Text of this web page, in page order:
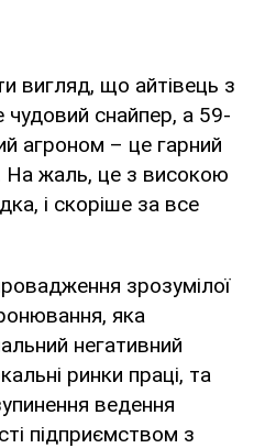
вигляд, що айтівець з
снайпер, а 59-
агроном – це гарний
На жаль, це з високою
і скоріше за все
зрозумілої
яка
негативний
ринки праці, та
ведення
підприємством з